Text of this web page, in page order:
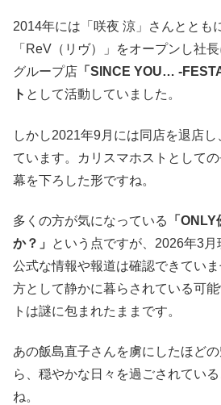
2014年には「咲夜 涼」さんととも
「ReV（リヴ）」をオープンし社
グループ店 「SINCE YOU… -
ト として活動していました。
しかし2021年9月には同店を退店し
ています。カリスマホストとして
幕を下ろした形ですね。
多くの方が気になっている
「
か？」
という点ですが、2026年3月
公式な情報や報道は確認できてい
方として静かに暮らされている可
トは謎に包まれたままです。
あの飯島直子さんを虜にしたほど
ら、穏やかな日々を過ごされてい
ね。